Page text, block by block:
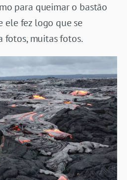
para queimar o bastão
ele fez logo que se
fotos, muitas fotos.